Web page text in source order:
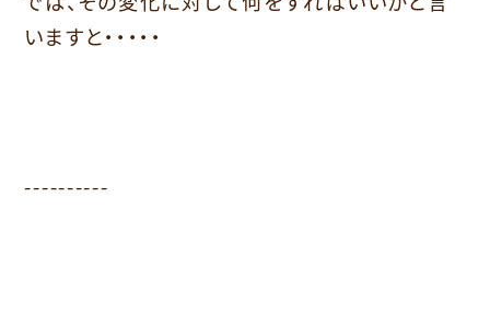
いますと・・・・・
----------